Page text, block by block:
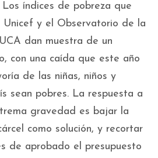
índices de pobreza que
Unicef y el Observatorio de la
dan muestra de un
con una caída que este año
de las niñas, niños y
sean pobres. La respuesta a
gravedad es bajar la
como solución, y recortar
de aprobado el presupuesto